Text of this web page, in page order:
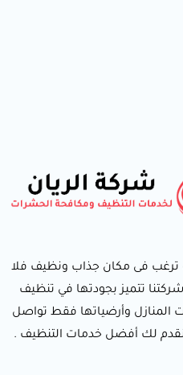
ترغب فى مكان جذاب ونظيف فلا
شركتنا تتميز بجودتها في تنظيف
المنازل وأرضياتها فقط تواصل
لك أفضل خدمات التنظيف .